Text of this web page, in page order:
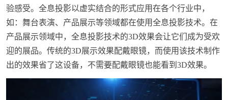
验感受。全息投影以虚实结合的形式应用在各个行业中，
如：舞台表演、产品展示等领域都在使用全息投影技术。在
产品展示领域中，全息投影技术的3D效果会让它们成为受欢
迎的展品。传统的3D展示效果配戴眼镜，而使用该技术制作
出的效果省了这设备，不需要配戴眼镜也能看到3D效果。